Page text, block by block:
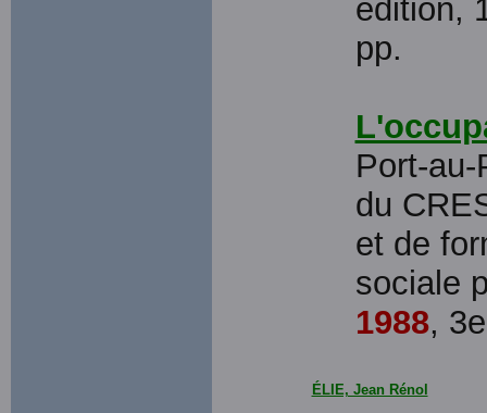
édition,
pp.
Port-
du
et de
sociale
1988,
ÉLIE, Jean Rénol